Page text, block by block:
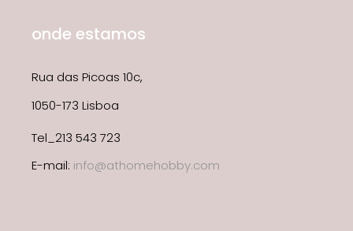
onde estamos
Rua das Picoas 10c,
1050-173 Lisboa
Tel_213 543 723
E-mail: info@athomehobby.com